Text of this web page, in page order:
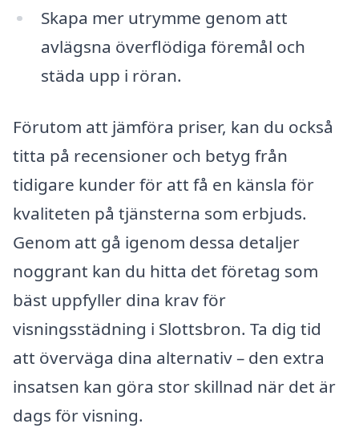
Skapa mer utrymme genom att
avlägsna överflödiga föremål och
städa upp i röran.
Förutom att jämföra priser, kan du också
titta på recensioner och betyg från
tidigare kunder för att få en känsla för
kvaliteten på tjänsterna som erbjuds.
Genom att gå igenom dessa detaljer
noggrant kan du hitta det företag som
bäst uppfyller dina krav för
visningsstädning i Slottsbron. Ta dig tid
att överväga dina alternativ – den extra
insatsen kan göra stor skillnad när det är
dags för visning.